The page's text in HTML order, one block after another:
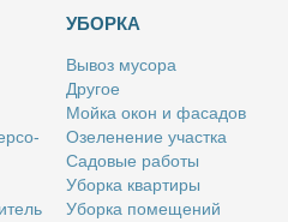
УБОРКА
Вы­воз му­со­ра
Дру­гое
Мой­ка окон и фа­са­дов
Озе­ле­не­ние участ­ка
Са­до­вые ра­бо­ты
Убор­ка квар­ти­ры
Убор­ка по­ме­ще­ний